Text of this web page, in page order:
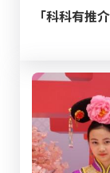
「科科有